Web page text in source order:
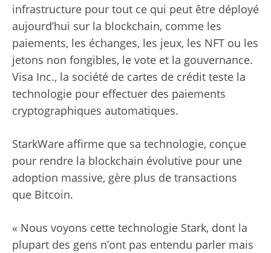
infrastructure pour tout ce qui peut être déployé
aujourd’hui sur la blockchain, comme les
paiements, les échanges, les jeux, les NFT ou les
jetons non fongibles, le vote et la gouvernance.
Visa Inc., la société de cartes de crédit teste la
technologie pour effectuer des paiements
cryptographiques automatiques.
StarkWare affirme que sa technologie, conçue
pour rendre la blockchain évolutive pour une
adoption massive, gère plus de transactions
que Bitcoin.
« Nous voyons cette technologie Stark, dont la
plupart des gens n’ont pas entendu parler mais